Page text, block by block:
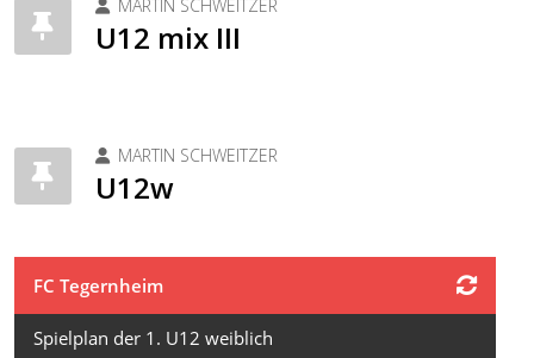
MARTIN SCHWEITZER
U12 mix III
MARTIN SCHWEITZER
U12w